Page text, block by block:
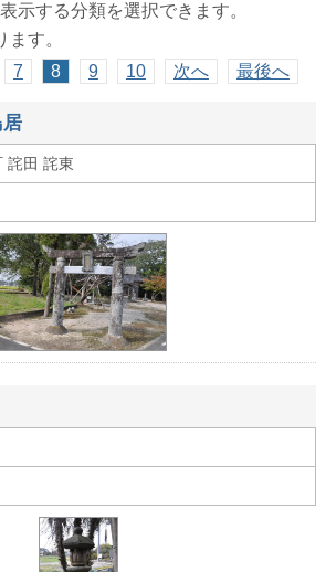
示する分類を選択できます。
す。
7 8 9 10 次へ 最後へ
詫田 詫東